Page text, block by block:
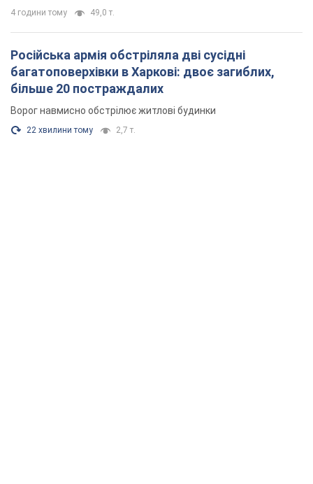
4 години тому 49,0 т.
Російська армія обстріляла дві сусідні
багатоповерхівки в Харкові: двоє загиблих,
більше 20 постраждалих
Ворог навмисно обстрілює житлові будинки
22 хвилини тому 2,7 т.